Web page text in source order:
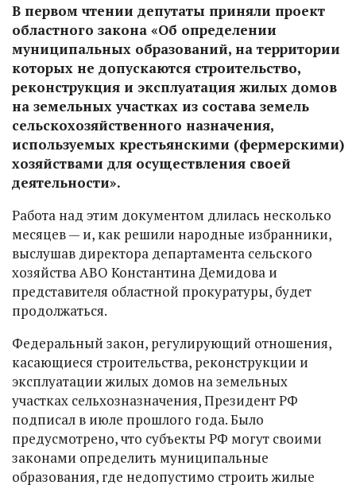
В первом чтении депутаты приняли проект
областного закона «Об определении
муниципальных образований, на территории
которых не допускаются строительство,
реконструкция и эксплуатация жилых домов
на земельных участках из состава земель
сельскохозяйственного назначения,
используемых крестьянскими (фермерскими)
хозяйствами для осуществления своей
деятельности».
Работа над этим документом длилась несколько
месяцев — и, как решили народные избранники,
выслушав директора департамента сельского
хозяйства АВО Константина Демидова и
представителя областной прокуратуры, будет
продолжаться.
Федеральный закон, регулирующий отношения,
касающиеся строительства, реконструкции и
эксплуатации жилых домов на земельных
участках сельхозназначения, Президент РФ
подписал в июле прошлого года. Было
предусмотрено, что субъекты РФ могут своими
законами определить муниципальные
образования, где недопустимо строить жилые